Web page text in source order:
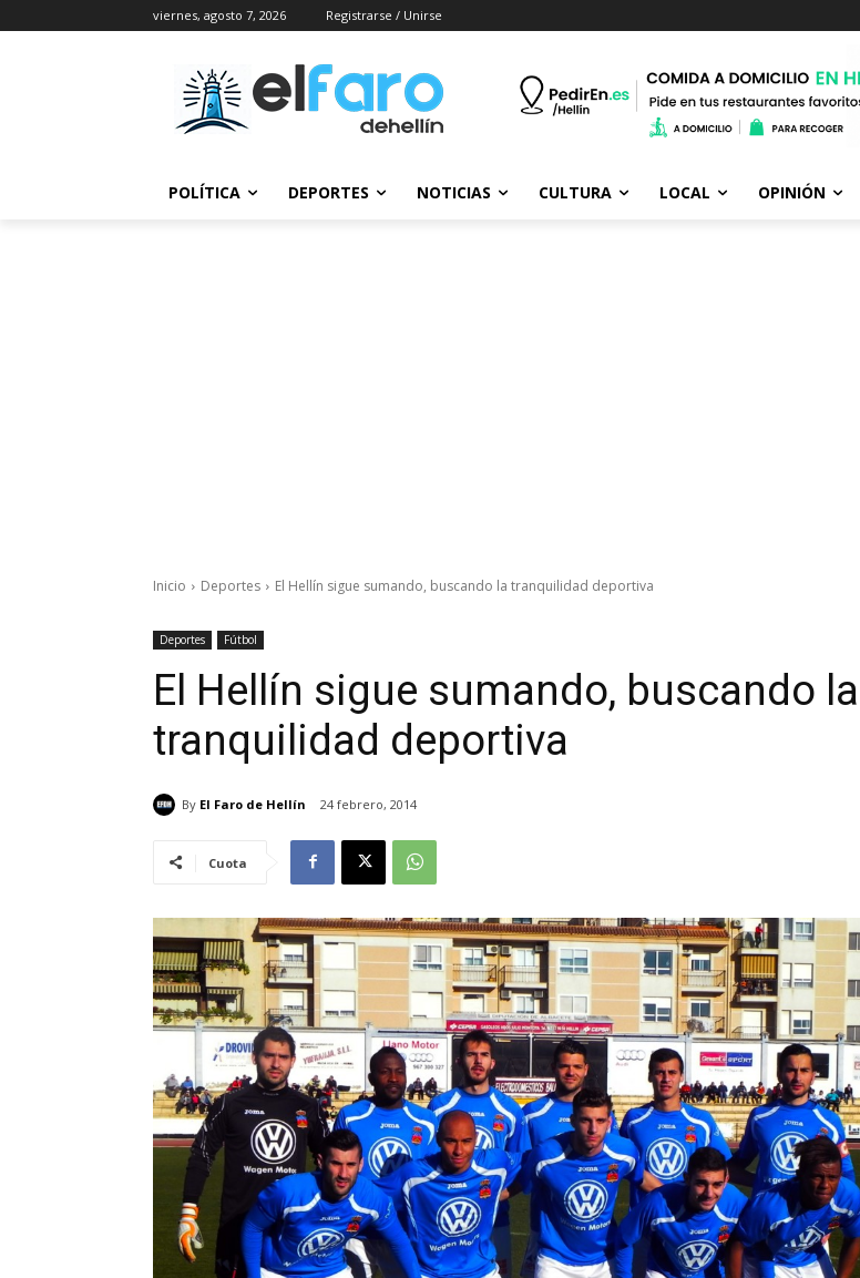
viernes, agosto 7, 2026 Registrarse / Unirse
POLÍTICA DEPORTES NOTICIAS CULTURA LOCAL OPINIÓN
Inicio Deportes El Hellín sigue sumando, buscando la tranquilidad deportiva
Deportes Fútbol
El Hellín sigue sumando, buscando la
tranquilidad deportiva
By El Faro de Hellín 24 febrero, 2014
Cuota